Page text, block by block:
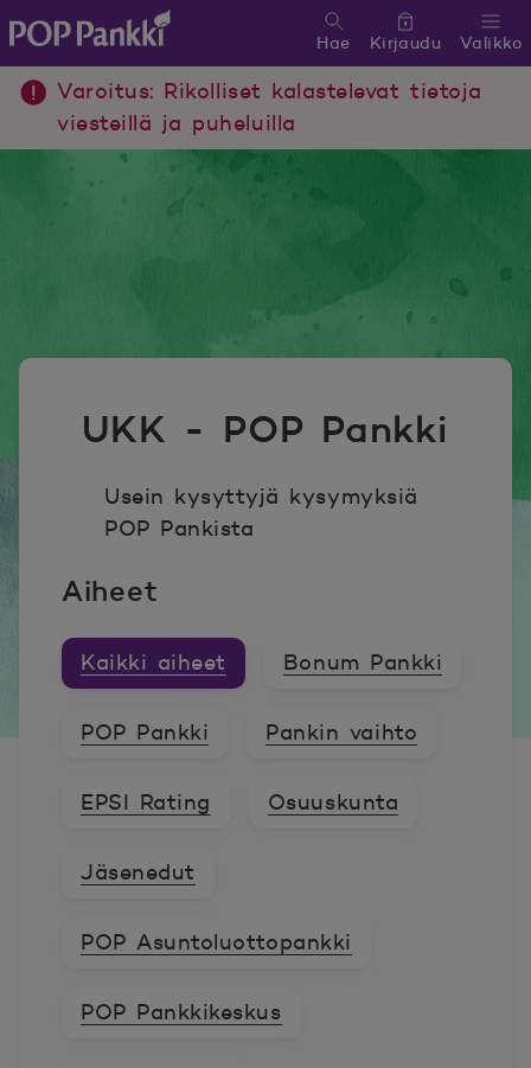
POP Pankki, etusivulle
Valikko
Hae Kirjaudu
Varoitus: Rikolliset kalastelevat tietoja
viesteillä ja puheluilla
UKK - POP Pankki
Usein kysyttyjä kysymyksiä
POP Pankista
Aiheet
Kaikki aiheet Bonum Pankki
POP Pankki Pankin vaihto
EPSI Rating Osuuskunta
Jäsenedut
POP Asuntoluottopankki
POP Pankkikeskus